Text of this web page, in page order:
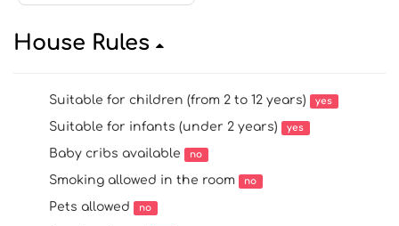
House Rules
Suitable for children (from 2 to 12 years) yes
Suitable for infants (under 2 years) yes
Baby cribs available no
Smoking allowed in the room no
Pets allowed no